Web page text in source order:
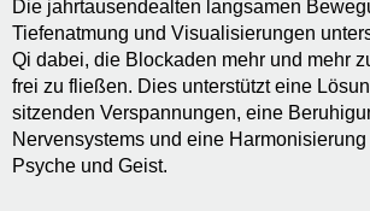
Die jahrtausendealten langsamen
Tiefenatmung und Visualisierungen
Qi dabei, die Blockaden mehr und mehr
frei zu fließen. Dies unterstützt eine
sitzenden Verspannungen, eine
Nervensystems und eine Harmonisierung
Psyche und Geist.